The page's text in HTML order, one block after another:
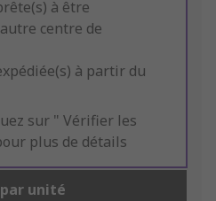
à être
centre de
à partir du
sur " Vérifier les
plus de détails
unité